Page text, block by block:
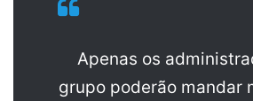
Apenas os
grupo poderão mandar